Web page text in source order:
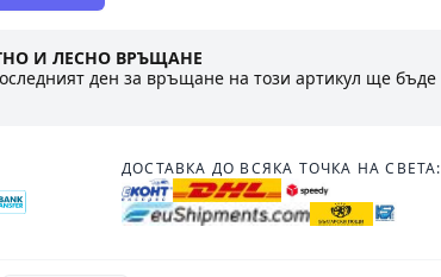
И ЛЕСНО ВРЪЩАНЕ
ден за връщане на този артикул ще бъде
ДОСТАВКА ДО ВСЯКА ТОЧКА НА СВЕТА: